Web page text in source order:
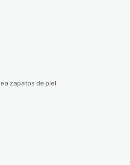
zapatos de piel